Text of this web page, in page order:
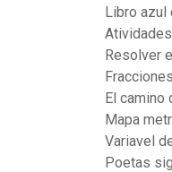
Libro azul
Resolver
El camino
Mapa
Variavel
Poetas